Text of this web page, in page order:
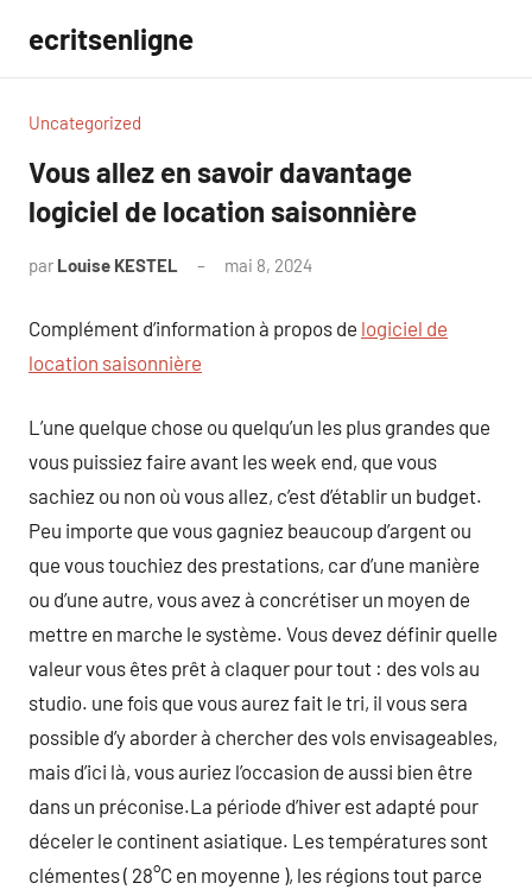
contenu
ecritsenligne
Uncategorized
Vous allez en savoir davantage
logiciel de location saisonnière
par Louise KESTEL mai 8, 2024
Complément d’information à propos de logiciel de
location saisonnière
L’une quelque chose ou quelqu’un les plus grandes que
vous puissiez faire avant les week end, que vous
sachiez ou non où vous allez, c’est d’établir un budget.
Peu importe que vous gagniez beaucoup d’argent ou
que vous touchiez des prestations, car d’une manière
ou d’une autre, vous avez à concrétiser un moyen de
mettre en marche le système. Vous devez définir quelle
valeur vous êtes prêt à claquer pour tout : des vols au
studio. une fois que vous aurez fait le tri, il vous sera
possible d’y aborder à chercher des vols envisageables,
mais d’ici là, vous auriez l’occasion de aussi bien être
dans un préconise.La période d’hiver est adapté pour
déceler le continent asiatique. Les températures sont
clémentes ( 28°C en moyenne ), les régions tout parce